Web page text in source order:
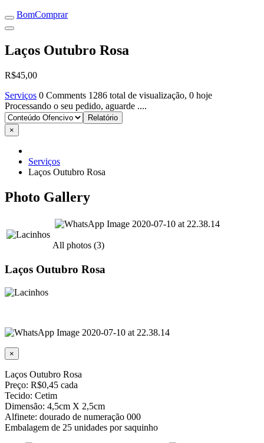
BomComprar
Laços Outubro Rosa
R$45,00
Serviços 0 Comments 1286 total de visualização, 0 hoje
Processando o seu pedido, aguarde ....
×
Serviços
Laços Outubro Rosa
Photo Gallery
All photos (3)
Laços Outubro Rosa
×
Laços Outubro Rosa
Preço: R$0,45 cada
Tecido: Cetim
Dimensão: 4,5cm X 2,5cm
Alfinete: dourado de numeração 000
Embalagem de 25 unidades por saquinho